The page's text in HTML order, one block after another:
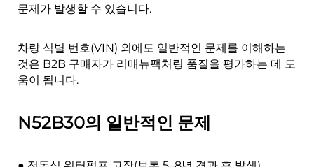
문제가 발생할 수 있습니다.
차량 식별 번호(VIN) 외에도 일반적인 문제를 이해하는
것은 B2B 구매자가 리매뉴팩처링 품질을 평가하는 데 도
움이 됩니다.
N52B30의 일반적인 문제